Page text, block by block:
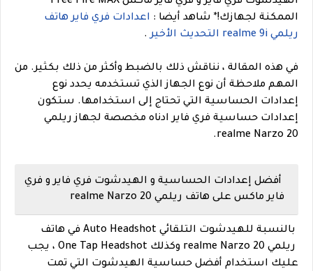
الممكنة لجهازك!* شاهد أيضا : اعدادات فري فاير هاتف
ريلمي realme 9i التحديث الأخير
.
في هذه المقالة ، نناقش ذلك بالضبط وأكثر من ذلك بكثير. من
المهم ملاحظة أن نوع الجهاز الذي تستخدمه يحدد نوع
إعدادات الحساسية التي تحتاج إلى استخدامها. ستكون
إعدادات حساسية فري فاير ادناه مخصصة لجهاز ريلمي
realme Narzo 20.
أفضل إعدادات الحساسية و الهيدشوت فري فاير و فري
فاير ماكس على هاتف ريلمي realme Narzo 20
بالنسبة للهيدشوت التلقائي Auto Headshot في هاتف
ريلمي realme Narzo 20 وكذلك One Tap Headshot ، يجب
عليك استخدام أفضل حساسية الهيدشوت التي تمت